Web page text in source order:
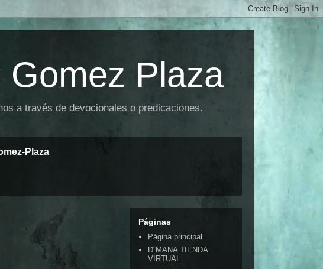
Gomez Plaza
a través de devocionales o predicaciones.
Plaza
Páginas
Página principal
D´MANA TIENDA
VIRTUAL